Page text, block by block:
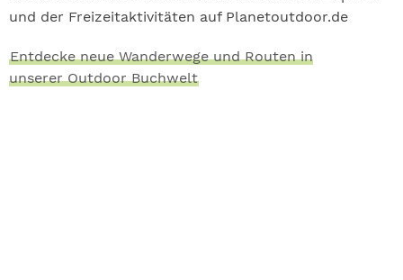
und der Freizeitaktivitäten auf Planetoutdoor.de
Entdecke neue Wanderwege und Routen in
unserer Outdoor Buchwelt